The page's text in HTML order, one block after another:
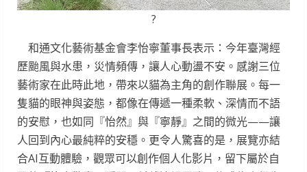
?
和通文化藝術基金會李怡寧董事長表示：今年臺灣經
歷颱風與水患，災情頻傳，讓人心動盪不安。感謝三位
藝術家在此時此地，帶來以貓為主角的創作聯展。每一
隻貓的眼神與姿態，都像在傳遞一種柔軟、深情而不語
的安慰，也如同『怡然』與『寧靜』之間的微光——讓
人回到內心最純粹的安穩。更令人驚喜的是，展覽亦結
合AI互動體驗，觀眾可以創作個人化影片，留下屬於自